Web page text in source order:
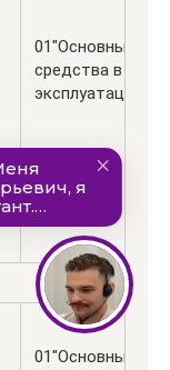
01″Основные
средства в
эксплуатации»
01″Основные